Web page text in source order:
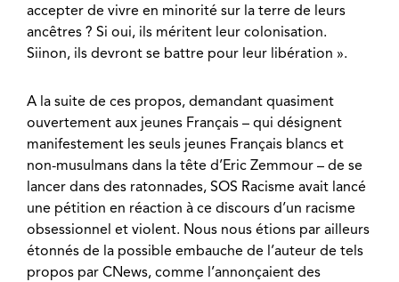
accepter de vivre en minorité sur la terre de leurs
ancêtres ? Si oui, ils méritent leur colonisation.
Siinon, ils devront se battre pour leur libération ».
A la suite de ces propos, demandant quasiment
ouvertement aux jeunes Français – qui désignent
manifestement les seuls jeunes Français blancs et
non-musulmans dans la tête d’Eric Zemmour – de se
lancer dans des ratonnades, SOS Racisme avait lancé
une pétition en réaction à ce discours d’un racisme
obsessionnel et violent. Nous nous étions par ailleurs
étonnés de la possible embauche de l’auteur de tels
propos par CNews, comme l’annonçaient des